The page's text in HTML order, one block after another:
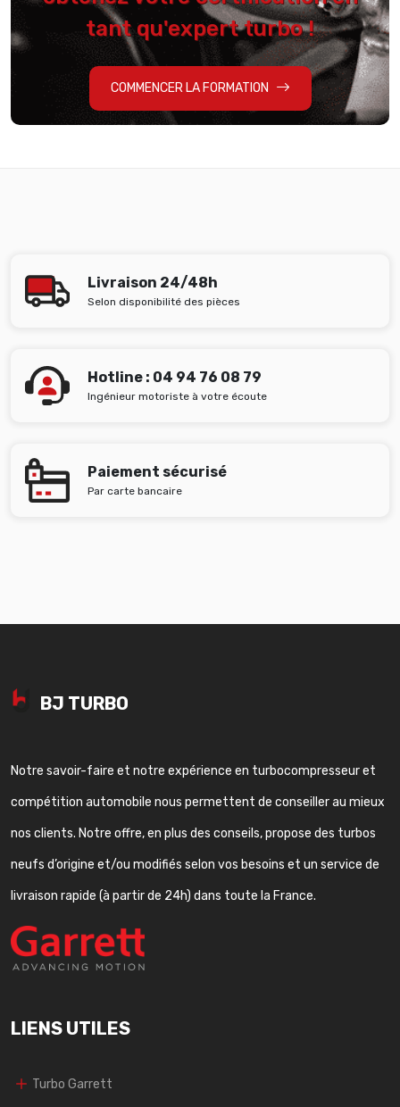
tant qu'expert turbo !
COMMENCER LA FORMATION
Livraison 24/48h
Selon disponibilité des pièces
Hotline : 04 94 76 08 79
Ingénieur motoriste à votre écoute
Paiement sécurisé
Par carte bancaire
BJ TURBO
Notre savoir-faire et notre expérience en turbocompresseur et
compétition automobile nous permettent de conseiller au mieux
nos clients. Notre offre, en plus des conseils, propose des turbos
neufs d’origine et/ou modifiés selon vos besoins et un service de
livraison rapide (à partir de 24h) dans toute la France.
LIENS UTILES
Turbo Garrett